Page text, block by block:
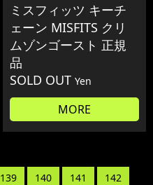
ミスフィッツ キーチ
ェーン MISFITS クリ
ムゾンゴースト 正規
品
SOLD OUT Yen
MORE
139 140 141
142